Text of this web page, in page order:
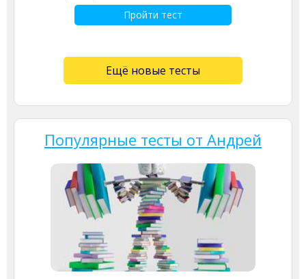
Пройти тест
Ещё новые тесты
Популярные тесты от Андрей